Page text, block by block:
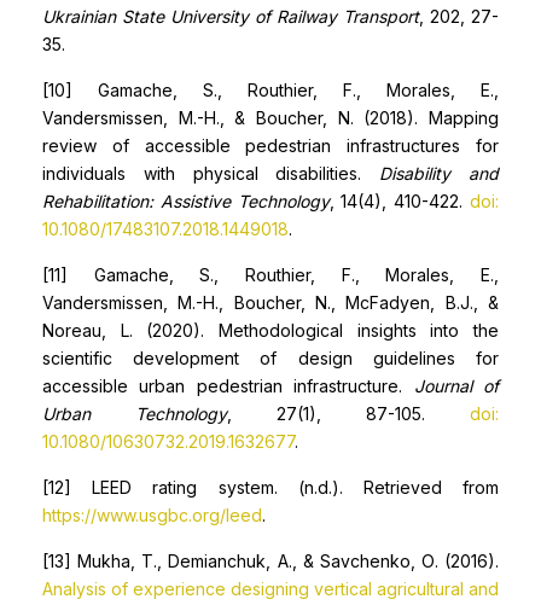
Ukrainian State University of Railway Transport, 202, 27-
35.
[10] Gamache, S., Routhier, F., Morales, E.,
Vandersmissen, M.-H., & Boucher, N. (2018). Mapping
review of accessible pedestrian infrastructures for
individuals with physical disabilities. Disability and
Rehabilitation: Assistive Technology, 14(4), 410-422.doi:
10.1080/17483107.2018.1449018.
[11] Gamache, S., Routhier, F., Morales, E.,
Vandersmissen, M.-H., Boucher, N., McFadyen, B.J., &
Noreau, L. (2020). Methodological insights into the
scientific development of design guidelines for
accessible urban pedestrian infrastructure. Journal of
Urban Technology, 27(1), 87-105. doi:
10.1080/10630732.2019.1632677.
[12] LEED rating system. (n.d.). Retrieved from
https://www.usgbc.org/leed.
[13] Mukha, Т., Demianchuk, А., & Savchenko, О. (2016).
Analysis of experience designing vertical agricultural and